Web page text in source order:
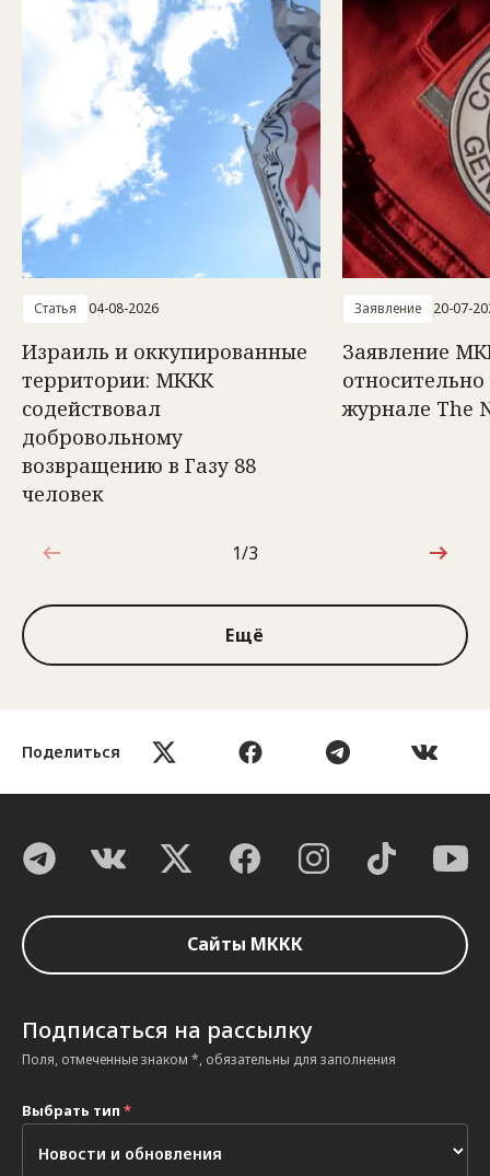
Поделиться
Статья 04-08-2026
Израиль и оккупированные
территории: МККК
содействовал
добровольному
возвращению в Газу 88
человек
Заявление 20-07-
Заявление
относительно
журнале The
1 из 3
1/3
Ещё
Сайты МККК
Подписаться на рассылку
Поля, отмеченные знаком *, обязательны для заполнения
Выбрать тип *